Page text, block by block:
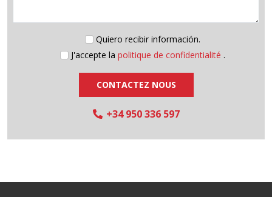
Quiero recibir información.
J'accepte la politique de confidentialité .
CONTACTEZ NOUS
+34 950 336 597